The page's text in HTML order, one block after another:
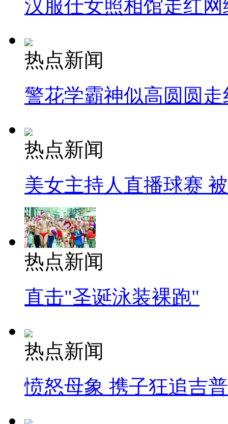
汉服仕女照相馆走红网
热点新闻
警花学霸神似高圆圆走
热点新闻
美女主持人直播球赛
热点新闻
直击"圣诞泳装裸跑"
热点新闻
愤怒母象 携子狂追吉